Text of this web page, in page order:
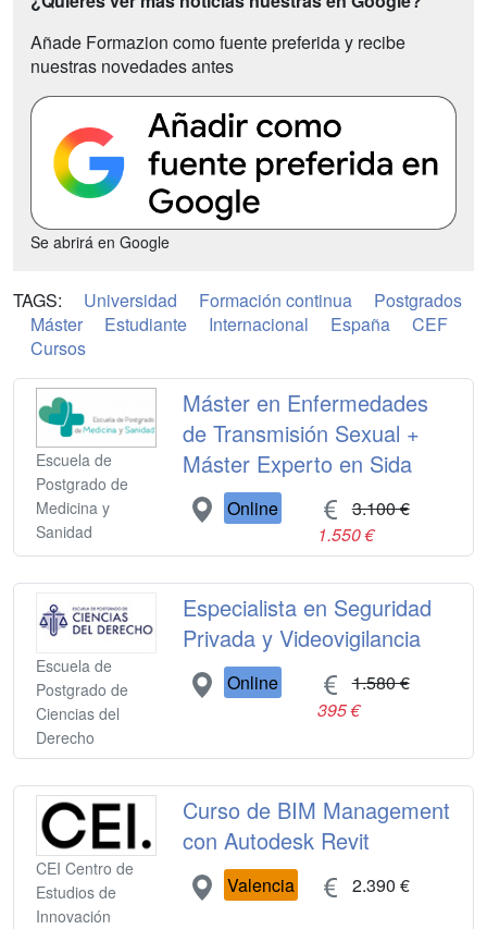
Añade Formazion como fuente preferida y recibe
nuestras novedades antes
Se abrirá en Google
TAGS: Universidad Formación continua
Postgrados
Máster
Estudiante Internacional España
CEF
Cursos
Escuela de
Postgrado de
Medicina y
Sanidad
Máster en Enfermedades
de Transmisión Sexual +
Máster Experto en Sida
Online
3.100 €
1.550 €
Escuela de
Postgrado de
Ciencias del
Derecho
Especialista en Seguridad
Privada y Videovigilancia
Online
1.580 €
395 €
CEI Centro de
Estudios de
Innovación
Curso de BIM Management
con Autodesk Revit
Valencia 2.390 €